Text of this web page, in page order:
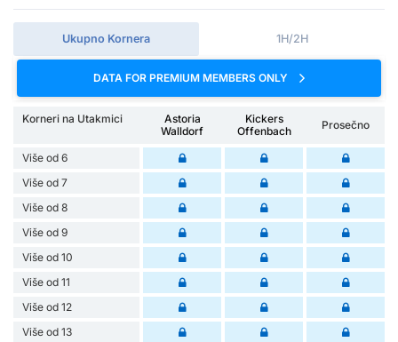
Ukupno Kornera 1H/2H
DATA FOR PREMIUM MEMBERS ONLY
Korneri na Utakmici
Astoria
Walldorf
Kickers
Offenbach
Prosečno
Više od 6
Više od 7
Više od 8
Više od 9
Više od 10
Više od 11
Više od 12
Više od 13